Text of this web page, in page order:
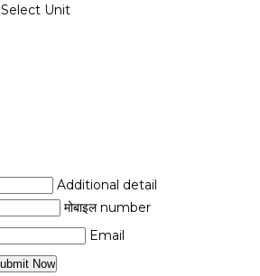
Select Unit
Additional detail
मोबाइल number
Email